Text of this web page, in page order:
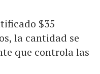
$35
la cantidad se
que controla las